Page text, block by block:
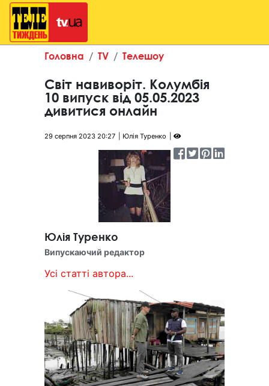
Головна TV Телешоу
Світ навиворіт. Колумбія
10 випуск від 05.05.2023
дивитися онлайн
29 серпня 2023 20:27 Юлія Туренко
Юлія Туренко
Випускаючий редактор
Усі статті автора...